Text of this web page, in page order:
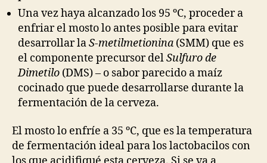
Una vez haya alcanzado los 95 ºC, proceder a
enfriar el mosto lo antes posible para evitar
desarrollar laS-metilmetionina (SMM) que es
el componente precursor delSulfuro de
Dimetilo (DMS) – o sabor parecido a maíz
cocinado que puede desarrollarse durante la
fermentación de la cerveza.
El mosto lo enfríe a 35 ºC, que es la temperatura
de fermentación ideal para los lactobacilos con